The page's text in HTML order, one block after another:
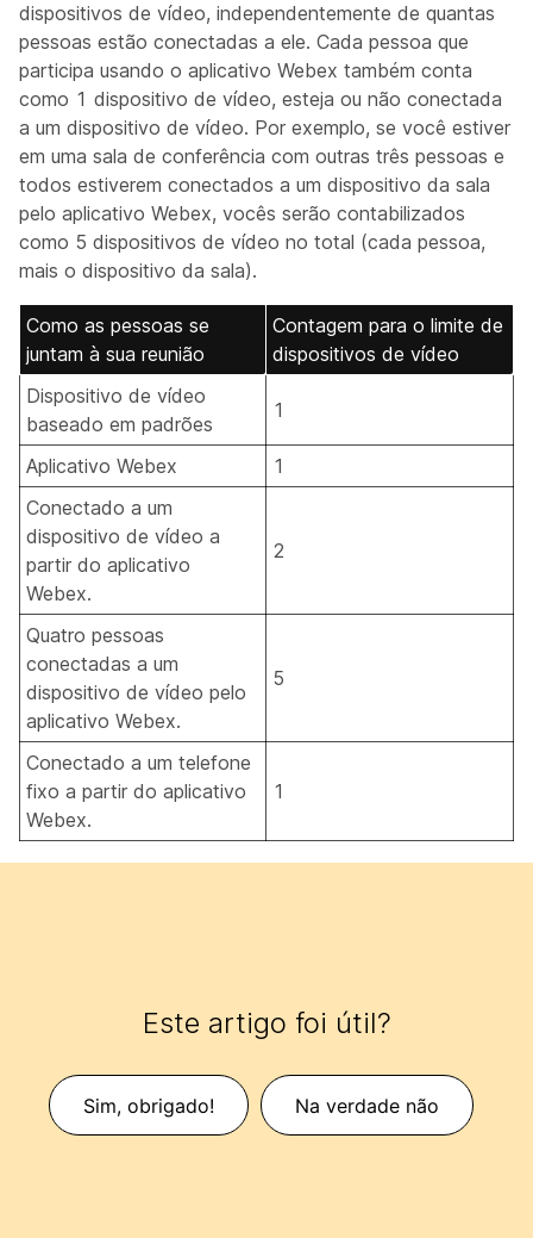
dispositivos de vídeo, independentemente de quantas
pessoas estão conectadas a ele. Cada pessoa que
participa usando o aplicativo Webex também conta
como 1 dispositivo de vídeo, esteja ou não conectada
a um dispositivo de vídeo. Por exemplo, se você estiver
em uma sala de conferência com outras três pessoas e
todos estiverem conectados a um dispositivo da sala
pelo aplicativo Webex, vocês serão contabilizados
como 5 dispositivos de vídeo no total (cada pessoa,
mais o dispositivo da sala).
Como as pessoas se
juntam à sua reunião
Contagem para o limite de
dispositivos de vídeo
Dispositivo de vídeo
baseado em padrões
1
Aplicativo Webex
1
Conectado a um
dispositivo de vídeo a
partir do aplicativo
Webex.
2
Quatro pessoas
conectadas a um
dispositivo de vídeo pelo
aplicativo Webex.
5
Conectado a um telefone
fixo a partir do aplicativo
Webex.
1
Este artigo foi útil?
Sim, obrigado! Na verdade não